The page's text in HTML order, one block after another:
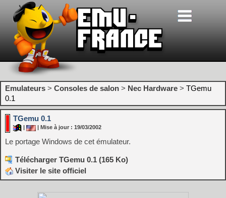
Emulateurs > Consoles de salon > Nec Hardware > TGemu
0.1
TGemu 0.1
| Mise à jour : 19/03/2002
Le portage Windows de cet émulateur.
Télécharger TGemu 0.1 (165 Ko)
Visiter le site officiel